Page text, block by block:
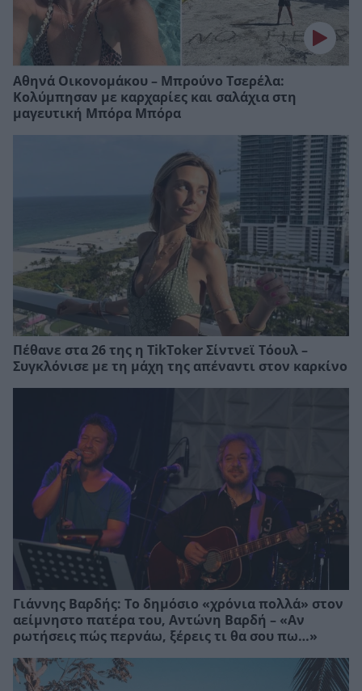
Αθηνά Οικονομάκου – Μπρούνο Τσερέλα:
Κολύμπησαν με καρχαρίες και σαλάχια στη
μαγευτική Μπόρα Μπόρα
Πέθανε στα 26 της η TikToker Σίντνεϊ Τόουλ –
Συγκλόνισε με τη μάχη της απέναντι στον καρκίνο
Γιάννης Βαρδής: Το δημόσιο «χρόνια πολλά» στον
αείμνηστο πατέρα του, Αντώνη Βαρδή – «Αν
ρωτήσεις πώς περνάω, ξέρεις τι θα σου πω…»